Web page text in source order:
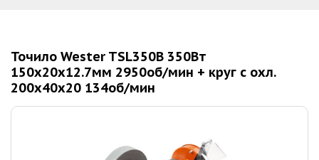
Точило Wester TSL350B 350Вт
150x20x12.7мм 2950об/мин + круг с охл.
200x40x20 134об/мин